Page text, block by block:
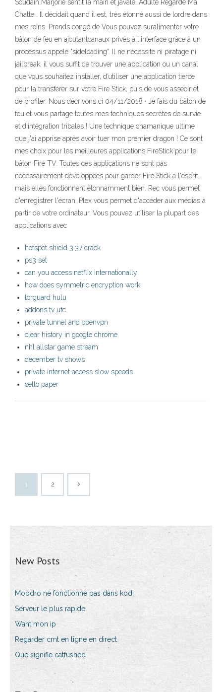
Soudain Marjorie sentit la main et javale. Adulte Regarde Ma
Chatte . Il décidait quand il est, très étonné aussi de lordre dans
mes reins. Prends congé de Vous pouvez suralimenter votre
bâton de feu en ajoutantcanaux privés à l'interface grâce à un
processus appelé "sideloading". Il ne nécessite ni piratage ni
jailbreak, il vous suffit de trouver une application ou un canal
que vous souhaitez installer, d’utiliser une application tierce
pour la transférer sur votre Fire Stick, puis de vous asseoir et
de profiter. Nous décrivons ci 04/11/2018 · Je fais du bâton de
feu et vous partage toutes mes techniques secrètes de survie
et d'intégration tribales ! Une technique chamanique ultime
que j'ai apprise après avoir tuer mon premier dragon ! Ce sont
mes choix pour les meilleures applications FireStick pour le
bâton Fire TV. Toutes ces applications ne sont pas
nécessairement développées pour garder Fire Stick à l'esprit,
mais elles fonctionnent étonnamment bien. Rec vous permet
d'enregistrer l'écran, Plex vous permet d'accéder aux médias à
partir de votre ordinateur. Vous pouvez utiliser la plupart des
applications avec
hotspot shield 3.37 crack
ps3 set
can you access netflix internationally
how does symmetric encryption work
torguard hulu
addons tv ufc
private tunnel and openvpn
clear history in google chrome
nhl allstar game stream
december tv shows
private internet access slow speeds
cello paper
1 2
New Posts
Mobdro ne fonctionne pas dans kodi
Serveur le plus rapide
Waht mon ip
Regarder cmt en ligne en direct
Que signifie catfushed